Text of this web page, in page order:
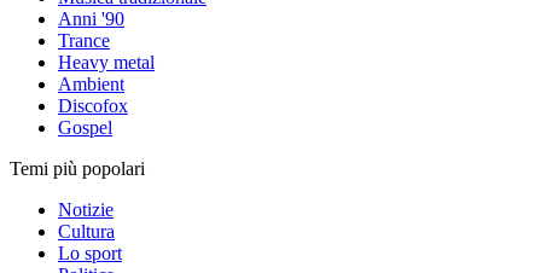
Anni '90
Trance
Heavy metal
Ambient
Discofox
Gospel
Temi più popolari
Notizie
Cultura
Lo sport